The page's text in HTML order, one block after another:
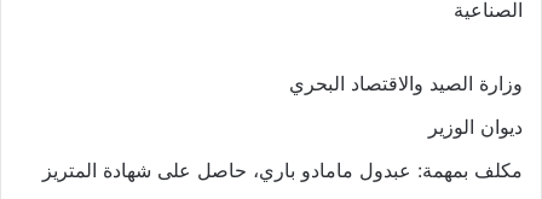
الصناعية
وزارة الصيد والاقتصاد البحري
ديوان الوزير
مكلف بمهمة: عبدول مامادو باري، حاصل على شهادة المتريز